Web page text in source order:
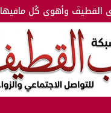
القطيفَ وأهوى كُل مافيها